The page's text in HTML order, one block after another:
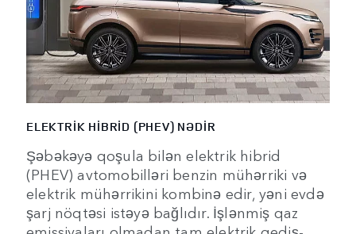
ELEKTRİK HİBRİD (PHEV) NƏDİR
Şəbəkəyə qoşula bilən elektrik hibrid
(PHEV) avtomobilləri benzin mühərriki və
elektrik mühərrikini kombinə edir, yəni evdə
şarj nöqtəsi istəyə bağlıdır. İşlənmiş qaz